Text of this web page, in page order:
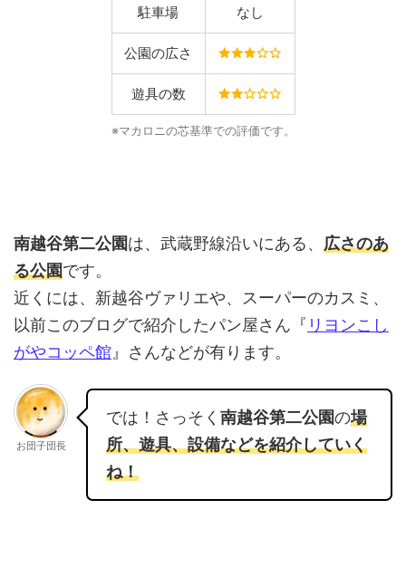
駐車場 なし
公園の広さ
遊具の数
※マカロニの芯基準での評価です。
南越谷第二公園は、武蔵野線沿いにある、 広さのあ
る公園です。
近くには、新越谷ヴァリエや、スーパーのカスミ、
以前このブログで紹介したパン屋さん『 リヨンこし
がやコッペ館 』さんなどが有ります。
お団子団長
では！さっそく 南越谷第二公園の場
所、遊具、設備などを紹介していく
ね！